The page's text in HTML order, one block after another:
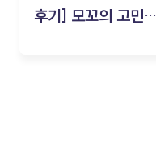
후기] 모꼬의 고민세